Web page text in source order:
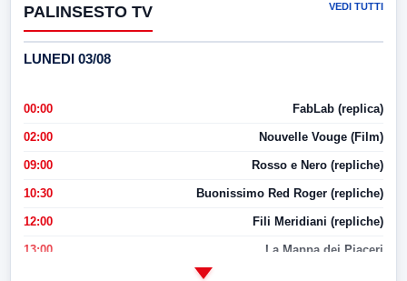
PALINSESTO TV VEDI TUTTI
LUNEDI 03/08
00:00 FabLab (replica)
02:00 Nouvelle Vouge (Film)
09:00 Rosso e Nero (repliche)
10:30 Buonissimo Red Roger (repliche)
12:00 Fili Meridiani (repliche)
13:00 La Mappa dei Piaceri